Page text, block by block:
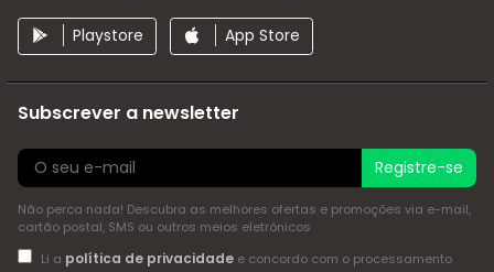
Playstore App Store
Subscrever a newsletter
Registre-se
Não perca nada! Descubra as melhores ofertas e promoções via e-mail,
cartão postal, SMS ou outros meios eletrónicos
Li a política de privacidadee concordo com o processamento